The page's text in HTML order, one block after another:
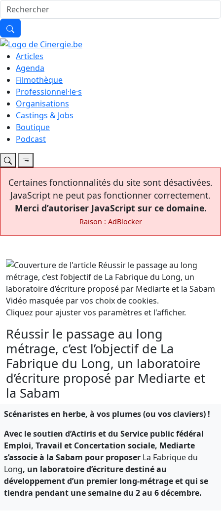
Articles
Agenda
Filmothèque
Professionnel·le·s
Organisations
Castings & Jobs
Boutique
Podcast
Certaines fonctionnalités du site sont désactivées.
JavaScript ne peut pas fonctionner correctement.
Merci d’autoriser JavaScript sur ce domaine.
Raison : AdBlocker
Vidéo masquée par vos choix de cookies.
Cliquez pour ajuster vos paramètres et l'afficher.
Réussir le passage au long
métrage, c’est l’objectif de La
Fabrique du Long, un laboratoire
d’écriture proposé par Mediarte et
la Sabam
Scénaristes en herbe, à vos plumes (ou vos claviers) !
Avec le soutien d’Actiris et du Service public fédéral
Emploi, Travail et Concertation sociale, Mediarte
s’associe à la Sabam pour proposer La Fabrique du
Long, un laboratoire d’écriture destiné au
développement d’un premier long-métrage et qui se
tiendra pendant une semaine du 2 au 6 décembre.